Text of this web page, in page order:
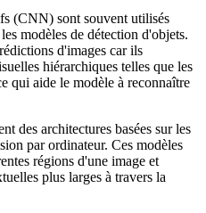
(CNN) sont souvent utilisés
modèles de détection d'objets.
d'images car ils
hiérarchiques telles que les
qui aide le modèle à reconnaître
des architectures basées sur les
par ordinateur. Ces modèles
régions d'une image et
plus larges à travers la